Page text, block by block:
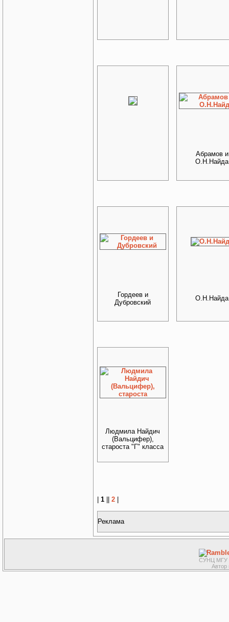
Абрамов и
О.Н.Найда
Гордеев и
Дубровский
О.Н.Найда
Людмила Найдич
(Вальцифер),
староста "Г" класса
1 2
Реклама
СУНЦ МГУ
Автор